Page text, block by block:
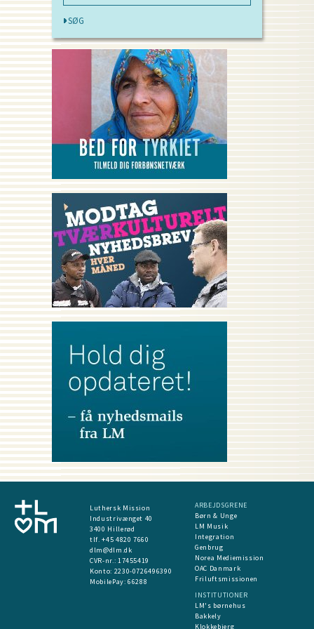
Luthersk Mission
Industrivænget 40
3400 Hillerød
tlf. +45 4820 7660
dlm@dlm.dk
CVR-nr.: 17455419
​Konto: 2230-0726496390
MobilePay:66288
ARBEJDSGRENE
Børn & Unge
LM Musik
Integration
Genbrug
Norea Mediemission
OAC Danmark
Friluftsmissionen
INSTITUTIONER
LM's børnehus
Bakkely
Klokkebjerg